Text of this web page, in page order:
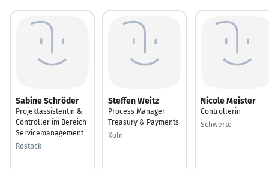
Sabine Schröder
Projektassistentin &
Controller im Bereich
Servicemanagement
Rostock
Steffen Weitz
Process Manager
Treasury & Payments
Köln
Nicole Meister
Controllerin
Schwerte